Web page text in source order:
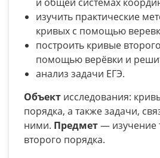
изучить практические
кривых с помощью
построить кривые
помощью верёвки и
анализ задачи ЕГЭ.
Объект исследования:
порядка, а также задачи,
ними. Предмет— изучение
второго порядка.